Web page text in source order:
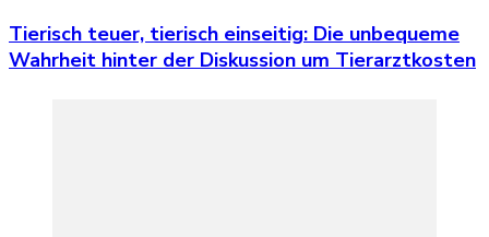
Tierisch teuer, tierisch einseitig: Die unbequeme
Wahrheit hinter der Diskussion um Tierarztkosten